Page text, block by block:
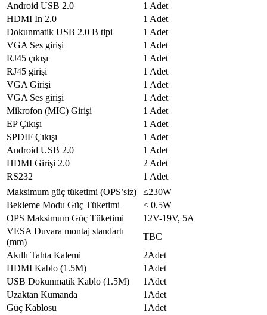
Aksesuarlar
Kalem*2 ad.; Uzaktan Kumanda*1 ad.; Güç
Kablosu (2m)* 1 ad.; Duvar Montaj VESA
Opsiyonel Özellikler
Kamera
Model
Pixel
FOV
Diagonal: 120º
Uyumlu İşletim
Sistemi
Windows, Android, Mac, Linux, Chrome
OS
Mikrofon
Kurulum Yöntemi
Dahili (Orta-Üst Çerçevede)
Özellik
Ses Menzili
Android USB 2.0
1 Adet
HDMI In 2.0
1 Adet
Dokunmatik USB 2.0 B tipi
1 Adet
VGA Ses girişi
1 Adet
RJ45 çıkışı
1 Adet
RJ45 girişi
1 Adet
VGA Girişi
1 Adet
VGA Ses girişi
1 Adet
Mikrofon (MIC) Girişi
1 Adet
EP Çıkışı
1 Adet
SPDIF Çıkışı
1 Adet
Android USB 2.0
1 Adet
HDMI Girişi 2.0
2 Adet
RS232
1 Adet
Maksimum güç tüketimi (OPS’siz)
≤230W
Bekleme Modu Güç Tüketimi
< 0.5W
OPS Maksimum Güç Tüketimi
12V-19V, 5A
VESA Duvara montaj standartı
(mm)
TBC
Akıllı Tahta Kalemi
2Adet
HDMI Kablo (1.5M)
1Adet
USB Dokunmatik Kablo (1.5M)
1Adet
Uzaktan Kumanda
1Adet
Güç Kablosu
1Adet